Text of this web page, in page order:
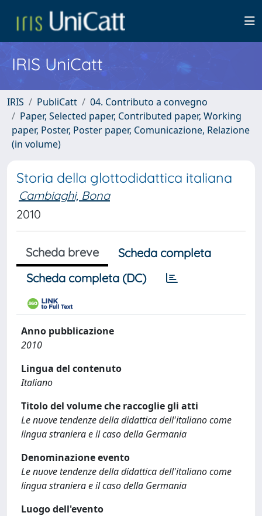
IRIS UniCatt
IRIS PubliCatt
04. Contributo a convegno
Paper, Selected paper, Contributed paper, Working
paper, Poster, Poster paper, Comunicazione, Relazione
(in volume)
Storia della glottodidattica italiana
Cambiaghi, Bona
2010
Scheda breve
Scheda completa
Scheda completa (DC)
Anno pubblicazione
2010
Lingua del contenuto
Italiano
Titolo del volume che raccoglie gli atti
Le nuove tendenze della didattica dell'italiano come
lingua straniera e il caso della Germania
Denominazione evento
Le nuove tendenze della didattica dell'italiano come
lingua straniera e il caso della Germania
Luogo dell'evento